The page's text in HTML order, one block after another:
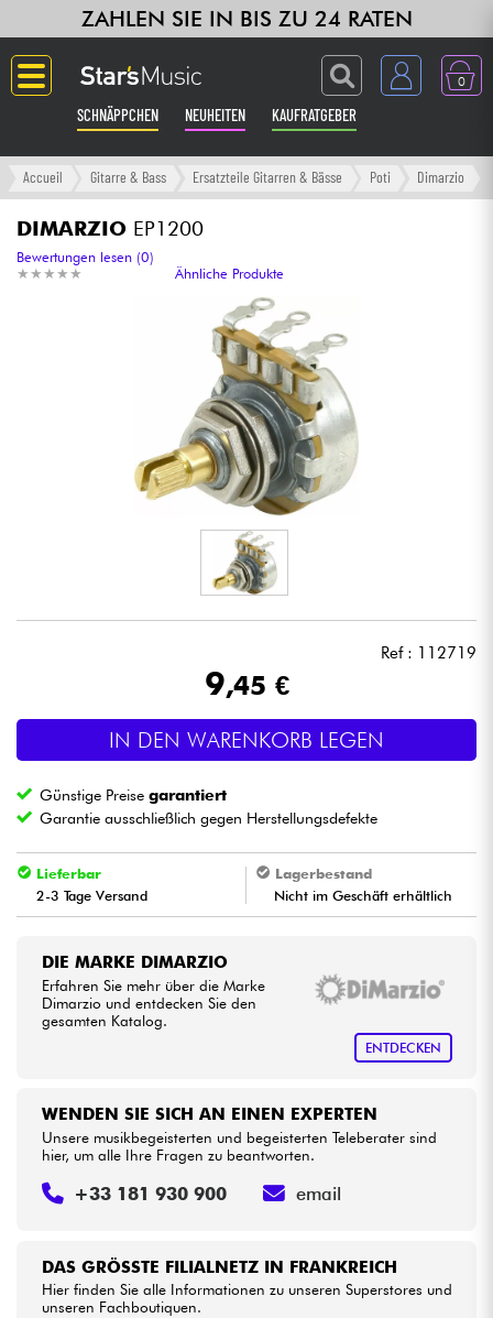
ZAHLEN SIE IN BIS ZU 24 RATEN
0
SCHNÄPPCHEN NEUHEITEN KAUFRATGEBER
Langue
Gitarre & Bass
Verstärker & Effekte
Synths & samplers
Licht
Drums
Violinen & Quartett
Kinder
Bundle
Sehen Sie sich unsere Marken an
Accueil Gitarre & Bass Ersatzteile Gitarren & Bässe Poti Dimarzio
DIMARZIO EP1200
★ ★ ★ ★ ★
★ ★ ★ ★ ★
Bewertungen lesen (0)
Ähnliche Produkte
Ref : 112719
9,45 €
IN DEN WARENKORB LEGEN
Günstige Preisegarantiert
Garantie ausschließlich gegen Herstellungsdefekte
Lieferbar
2-3 Tage Versand
Lagerbestand
Nicht im Geschäft erhältlich
DIE MARKE DIMARZIO
Erfahren Sie mehr über die Marke
Dimarzio und entdecken Sie den
gesamten Katalog.
ENTDECKEN
DAS GRÖSSTE FILIALNETZ IN FRANKREICH
Hier finden Sie alle Informationen zu unseren Superstores und
unseren Fachboutiquen.
WENDEN SIE SICH AN EINEN EXPERTEN
Unsere musikbegeisterten und begeisterten Teleberater sind
hier, um alle Ihre Fragen zu beantworten.
+33 181 930 900 email